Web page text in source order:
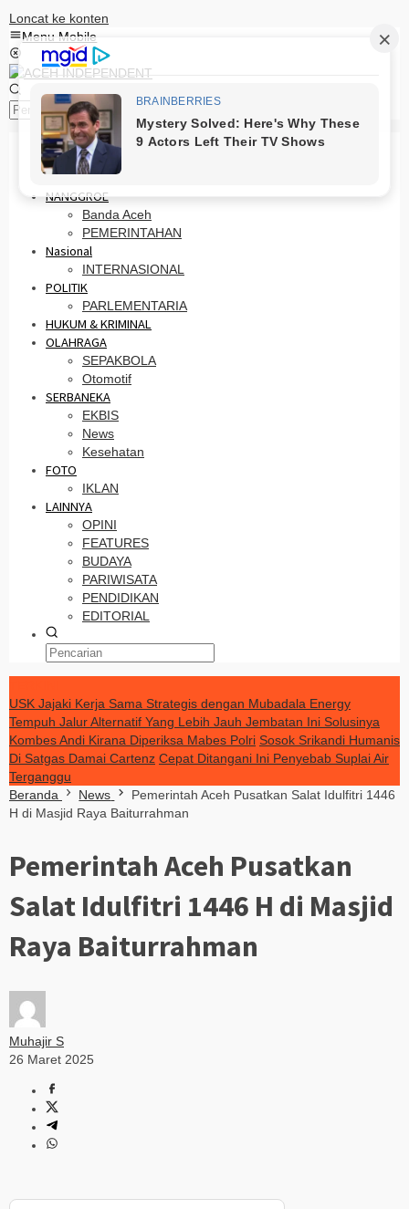
Loncat ke konten
Menu Mobile
HOME
PRO OTONOMI
NANGGROE
Banda Aceh
PEMERINTAHAN
Nasional
INTERNASIONAL
POLITIK
PARLEMENTARIA
HUKUM & KRIMINAL
OLAHRAGA
SEPAKBOLA
Otomotif
SERBANEKA
EKBIS
News
Kesehatan
FOTO
IKLAN
LAINNYA
OPINI
FEATURES
BUDAYA
PARIWISATA
PENDIDIKAN
EDITORIAL
USK Jajaki Kerja Sama Strategis dengan Mubadala Energy
Tempuh Jalur Alternatif Yang Lebih Jauh Jembatan Ini Solusinya
Kombes Andi Kirana Diperiksa Mabes Polri Sosok Srikandi Humanis
Di Satgas Damai Cartenz Cepat Ditangani Ini Penyebab Suplai Air
Terganggu
Beranda
News
Pemerintah Aceh Pusatkan Salat Idulfitri 1446
H di Masjid Raya Baiturrahman
Pemerintah Aceh Pusatkan
Salat Idulfitri 1446 H di Masjid
Raya Baiturrahman
Muhajir S
26 Maret 2025